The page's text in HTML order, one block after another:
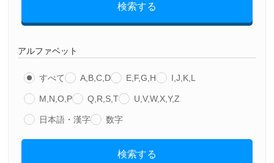
検索する
アルファベット
すべて A,B,C,D E,F,G,H I,J,K,L
M,N,O,P Q,R,S,T U,V,W,X,Y,Z
日本語・漢字 数字
検索する